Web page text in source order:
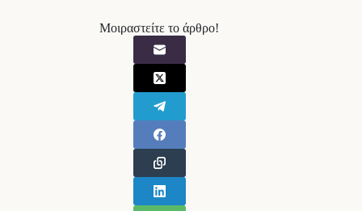
Μοιραστείτε το άρθρο!